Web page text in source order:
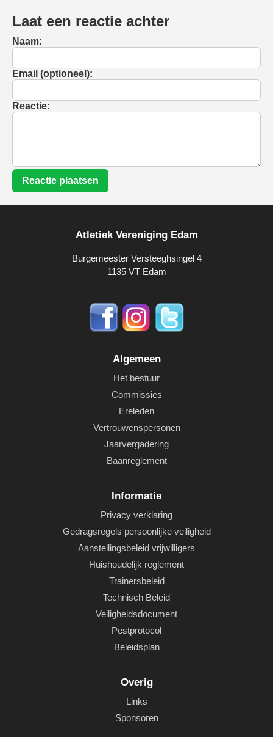
Laat een reactie achter
Naam:
Email (optioneel):
Reactie:
Reactie plaatsen
Atletiek Vereniging Edam
Burgemeester Versteeghsingel 4
1135 VT Edam
Algemeen
Het bestuur
Commissies
Ereleden
Vertrouwenspersonen
Jaarvergadering
Baanreglement
Informatie
Privacy verklaring
Gedragsregels persoonlijke veiligheid
Aanstellingsbeleid vrijwilligers
Huishoudelijk reglement
Trainersbeleid
Technisch Beleid
Veiligheidsdocument
Pestprotocol
Beleidsplan
Overig
Links
Sponsoren